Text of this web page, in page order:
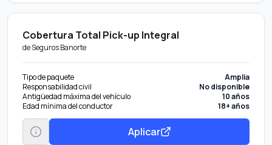
Cobertura Total Pick-up Integral
deSeguros Banorte
Tipo de paquete
Amplia
Responsabilidad civil
No disponible
Antigüedad máxima del vehículo
10 años
Edad mínima del conductor
18+ años
Aplicar